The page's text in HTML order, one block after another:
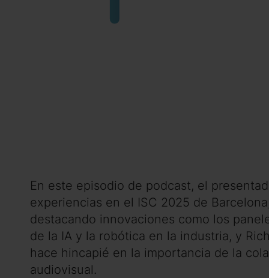
En este episodio de podcast, el
experiencias en el ISC 2025 de
destacando innovaciones como los
de la IA y la robótica en la industria, y
hace hincapié en la importancia de la
audiovisual.